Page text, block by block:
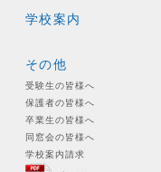
学校案内
その他
受験生の皆様へ
保護者の皆様へ
卒業生の皆様へ
同窓会の皆様へ
学校案内請求